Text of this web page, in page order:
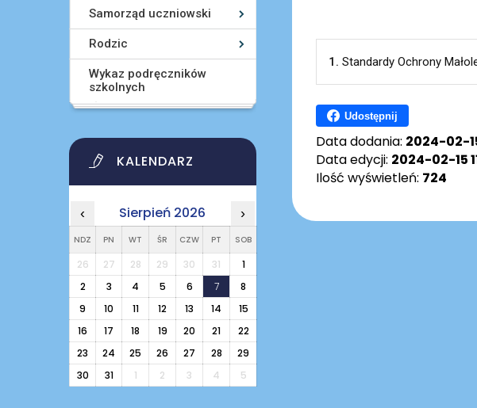
1. Standardy Ochrony
Udostępnij
Data dodania: 2024-02-
Data edycji: 2024-02-15
Ilość wyświetleń: 724
Samorząd uczniowski
Rodzic
Wykaz podręczników
szkolnych
KALENDARZ
‹ Sierpień 2026 ›
NDZ PN WT ŚR CZW PT SOB
26 27 28 29 30 31
1
2
3 4 5 6 7
8
9
10 11 12 13 14
15
16
17 18 19 20 21
22
23
24 25 26 27 28
29
30
31 1 2 3 4 5